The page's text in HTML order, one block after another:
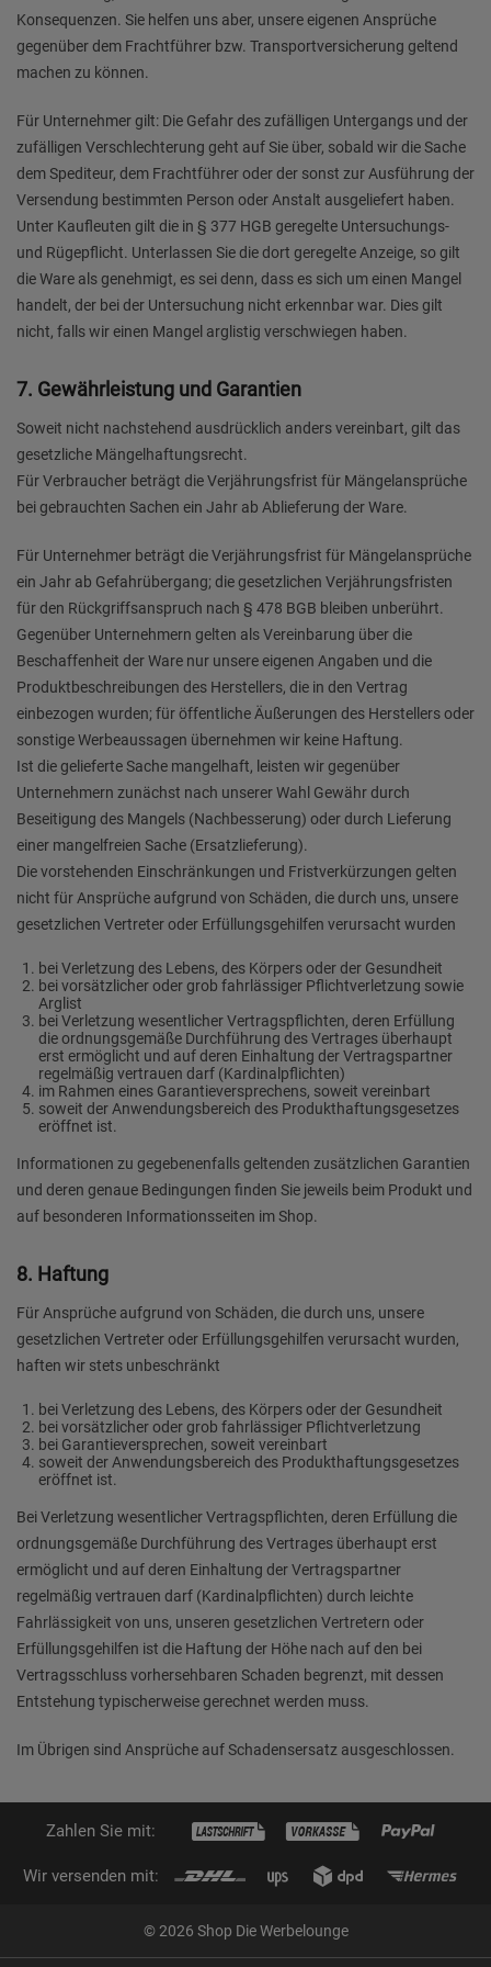
Konsequenzen. Sie helfen uns aber, unsere eigenen Ansprüche
gegenüber dem Frachtführer bzw. Transportversicherung geltend
machen zu können.
Für Unternehmer gilt: Die Gefahr des zufälligen Untergangs und der
zufälligen Verschlechterung geht auf Sie über, sobald wir die Sache
dem Spediteur, dem Frachtführer oder der sonst zur Ausführung der
Versendung bestimmten Person oder Anstalt ausgeliefert haben.
Unter Kaufleuten gilt die in § 377 HGB geregelte Untersuchungs-
und Rügepflicht. Unterlassen Sie die dort geregelte Anzeige, so gilt
die Ware als genehmigt, es sei denn, dass es sich um einen Mangel
handelt, der bei der Untersuchung nicht erkennbar war. Dies gilt
nicht, falls wir einen Mangel arglistig verschwiegen haben.
7. Gewährleistung und Garantien
Soweit nicht nachstehend ausdrücklich anders vereinbart, gilt das
gesetzliche Mängelhaftungsrecht.
Für Verbraucher beträgt die Verjährungsfrist für Mängelansprüche
bei gebrauchten Sachen ein Jahr ab Ablieferung der Ware.
Für Unternehmer beträgt die Verjährungsfrist für Mängelansprüche
ein Jahr ab Gefahrübergang; die gesetzlichen Verjährungsfristen
für den Rückgriffsanspruch nach § 478 BGB bleiben unberührt.
Gegenüber Unternehmern gelten als Vereinbarung über die
Beschaffenheit der Ware nur unsere eigenen Angaben und die
Produktbeschreibungen des Herstellers, die in den Vertrag
einbezogen wurden; für öffentliche Äußerungen des Herstellers oder
sonstige Werbeaussagen übernehmen wir keine Haftung.
Ist die gelieferte Sache mangelhaft, leisten wir gegenüber
Unternehmern zunächst nach unserer Wahl Gewähr durch
Beseitigung des Mangels (Nachbesserung) oder durch Lieferung
einer mangelfreien Sache (Ersatzlieferung).
Die vorstehenden Einschränkungen und Fristverkürzungen gelten
nicht für Ansprüche aufgrund von Schäden, die durch uns, unsere
gesetzlichen Vertreter oder Erfüllungsgehilfen verursacht wurden
bei Verletzung des Lebens, des Körpers oder der Gesundheit
bei vorsätzlicher oder grob fahrlässiger Pflichtverletzung sowie
Arglist
bei Verletzung wesentlicher Vertragspflichten, deren Erfüllung
die ordnungsgemäße Durchführung des Vertrages überhaupt
erst ermöglicht und auf deren Einhaltung der Vertragspartner
regelmäßig vertrauen darf (Kardinalpflichten)
im Rahmen eines Garantieversprechens, soweit vereinbart
soweit der Anwendungsbereich des Produkthaftungsgesetzes
eröffnet ist.
Informationen zu gegebenenfalls geltenden zusätzlichen Garantien
und deren genaue Bedingungen finden Sie jeweils beim Produkt und
auf besonderen Informationsseiten im Shop.
8. Haftung
Für Ansprüche aufgrund von Schäden, die durch uns, unsere
gesetzlichen Vertreter oder Erfüllungsgehilfen verursacht wurden,
haften wir stets unbeschränkt
bei Verletzung des Lebens, des Körpers oder der Gesundheit
bei vorsätzlicher oder grob fahrlässiger Pflichtverletzung
bei Garantieversprechen, soweit vereinbart
soweit der Anwendungsbereich des Produkthaftungsgesetzes
eröffnet ist.
Bei Verletzung wesentlicher Vertragspflichten, deren Erfüllung die
ordnungsgemäße Durchführung des Vertrages überhaupt erst
ermöglicht und auf deren Einhaltung der Vertragspartner
regelmäßig vertrauen darf (Kardinalpflichten) durch leichte
Fahrlässigkeit von uns, unseren gesetzlichen Vertretern oder
Erfüllungsgehilfen ist die Haftung der Höhe nach auf den bei
Vertragsschluss vorhersehbaren Schaden begrenzt, mit dessen
Entstehung typischerweise gerechnet werden muss.
Im Übrigen sind Ansprüche auf Schadensersatz ausgeschlossen.
Zahlen Sie mit:
Wir versenden mit:
© 2026 Shop Die Werbelounge